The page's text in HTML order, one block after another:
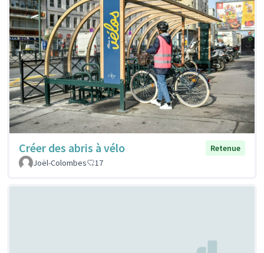
Créer des abris à vélo
Retenue
Joël-Colombes
17